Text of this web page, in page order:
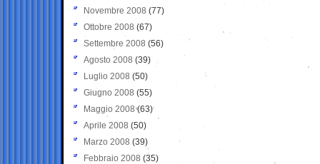
Novembre 2008 (77)
Ottobre 2008 (67)
Settembre 2008 (56)
Agosto 2008 (39)
Luglio 2008 (50)
Giugno 2008 (55)
Maggio 2008(63)
Aprile 2008 (50)
Marzo 2008 (39)
Febbraio 2008 (35)